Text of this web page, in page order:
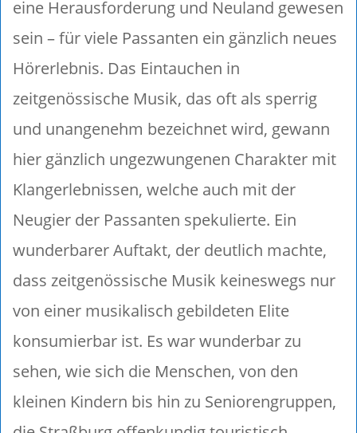
eine Herausforderung und Neuland gewesen
sein – für viele Passanten ein gänzlich neues
Hörerlebnis. Das Eintauchen in
zeitgenössische Musik, das oft als sperrig
und unangenehm bezeichnet wird, gewann
hier gänzlich ungezwungenen Charakter mit
Klangerlebnissen, welche auch mit der
Neugier der Passanten spekulierte. Ein
wunderbarer Auftakt, der deutlich machte,
dass zeitgenössische Musik keineswegs nur
von einer musikalisch gebildeten Elite
konsumierbar ist. Es war wunderbar zu
sehen, wie sich die Menschen, von den
kleinen Kindern bis hin zu Seniorengruppen,